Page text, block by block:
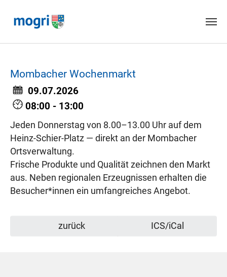
Mombacher Wochenmarkt
09.07.2026
08:00 - 13:00
Jeden Donnerstag von 8.00–13.00 Uhr auf dem
Heinz-Schier-Platz — direkt an der Mombacher
Ortsverwaltung.
Frische Produkte und Qualität zeichnen den Markt
aus. Neben regionalen Erzeugnissen erhalten die
Besucher*innen ein umfangreiches Angebot.
zurück ICS/iCal